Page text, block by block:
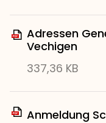
Adressen
Vechigen
337,36 KB
Anmeldung